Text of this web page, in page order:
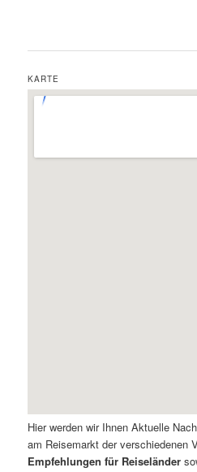
KARTE
Hier werden wir Ihnen Aktuelle
am Reisemarkt der verschiedenen
Empfehlungen für Reiseländer